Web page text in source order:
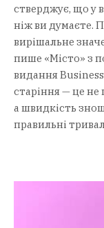
стверджує, що у
ніж ви думаєте.
вирішальне
пише «Місто» з
видання
старіння — це не
а швидкість
правильні